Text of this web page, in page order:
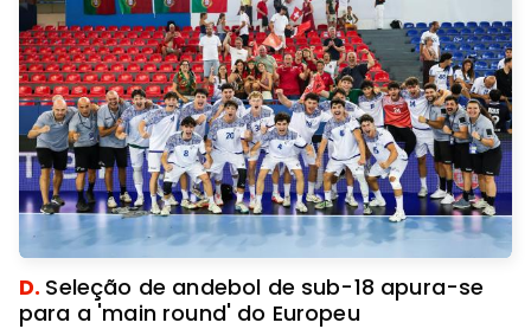
D. Seleção de andebol de sub-18 apura-se
para a 'main round' do Europeu